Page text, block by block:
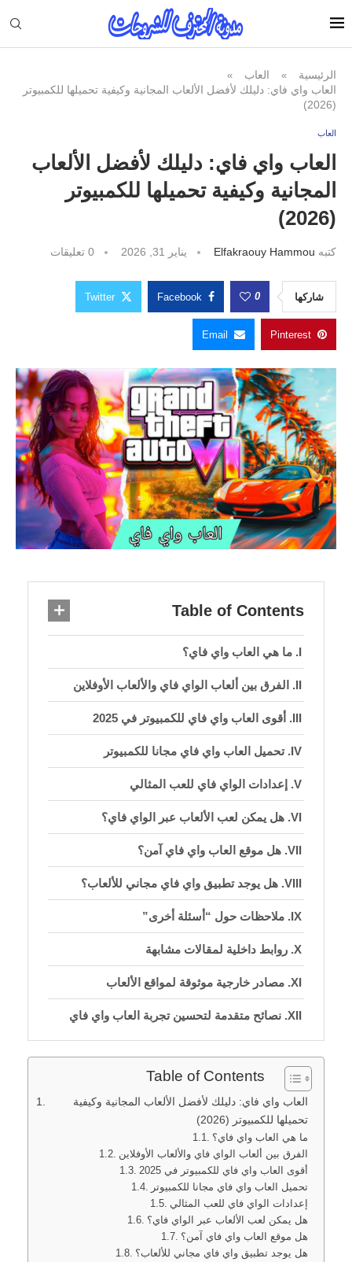
الرئيسية » العاب »
العاب واي فاي: دليلك لأفضل الألعاب المجانية وكيفية تحميلها للكمبيوتر
(2026)
العاب
العاب واي فاي: دليلك لأفضل الألعاب
المجانية وكيفية تحميلها للكمبيوتر
(2026)
كتبه Elfakraouy Hammou يناير 31, 2026 0 تعليقات
شاركها 0
Facebook
Twitter
Pinterest
Email
Table of Contents
ما هي العاب واي فاي؟
الفرق بين ألعاب الواي فاي والألعاب الأوفلاين
أقوى العاب واي فاي للكمبيوتر في 2025
تحميل العاب واي فاي مجانا للكمبيوتر
إعدادات الواي فاي للعب المثالي
هل يمكن لعب الألعاب عبر الواي فاي؟
هل موقع العاب واي فاي آمن؟
هل يوجد تطبيق واي فاي مجاني للألعاب؟
ملاحظات حول “أسئلة أخرى”
روابط داخلية لمقالات مشابهة
مصادر خارجية موثوقة لمواقع الألعاب
نصائح متقدمة لتحسين تجربة العاب واي فاي
🏁 الخلاصة
Table of Contents
العاب واي فاي: دليلك لأفضل الألعاب المجانية وكيفية
تحميلها للكمبيوتر (2026)
ما هي العاب واي فاي؟
الفرق بين ألعاب الواي فاي والألعاب الأوفلاين
أقوى العاب واي فاي للكمبيوتر في 2025
تحميل العاب واي فاي مجانا للكمبيوتر
إعدادات الواي فاي للعب المثالي
هل يمكن لعب الألعاب عبر الواي فاي؟
هل موقع العاب واي فاي آمن؟
هل يوجد تطبيق واي فاي مجاني للألعاب؟